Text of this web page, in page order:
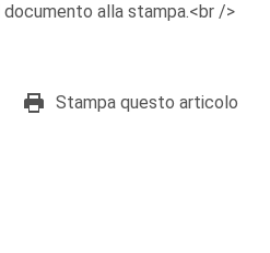
alla stampa.<br />
Stampa questo articolo